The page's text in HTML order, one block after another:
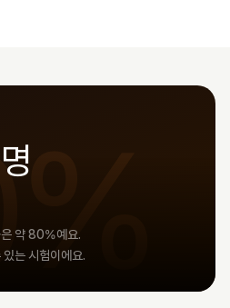
은 약 80%예요.
는 시험이에요.